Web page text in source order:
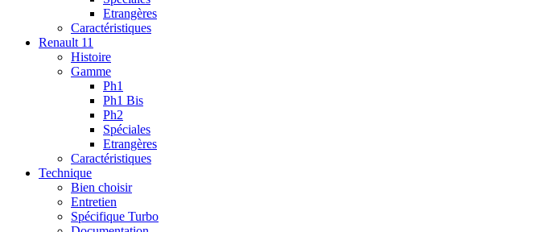
Etrangères
Caractéristiques
Renault 11
Histoire
Gamme
Ph1
Ph1 Bis
Ph2
Spéciales
Etrangères
Caractéristiques
Technique
Bien choisir
Entretien
Spécifique Turbo